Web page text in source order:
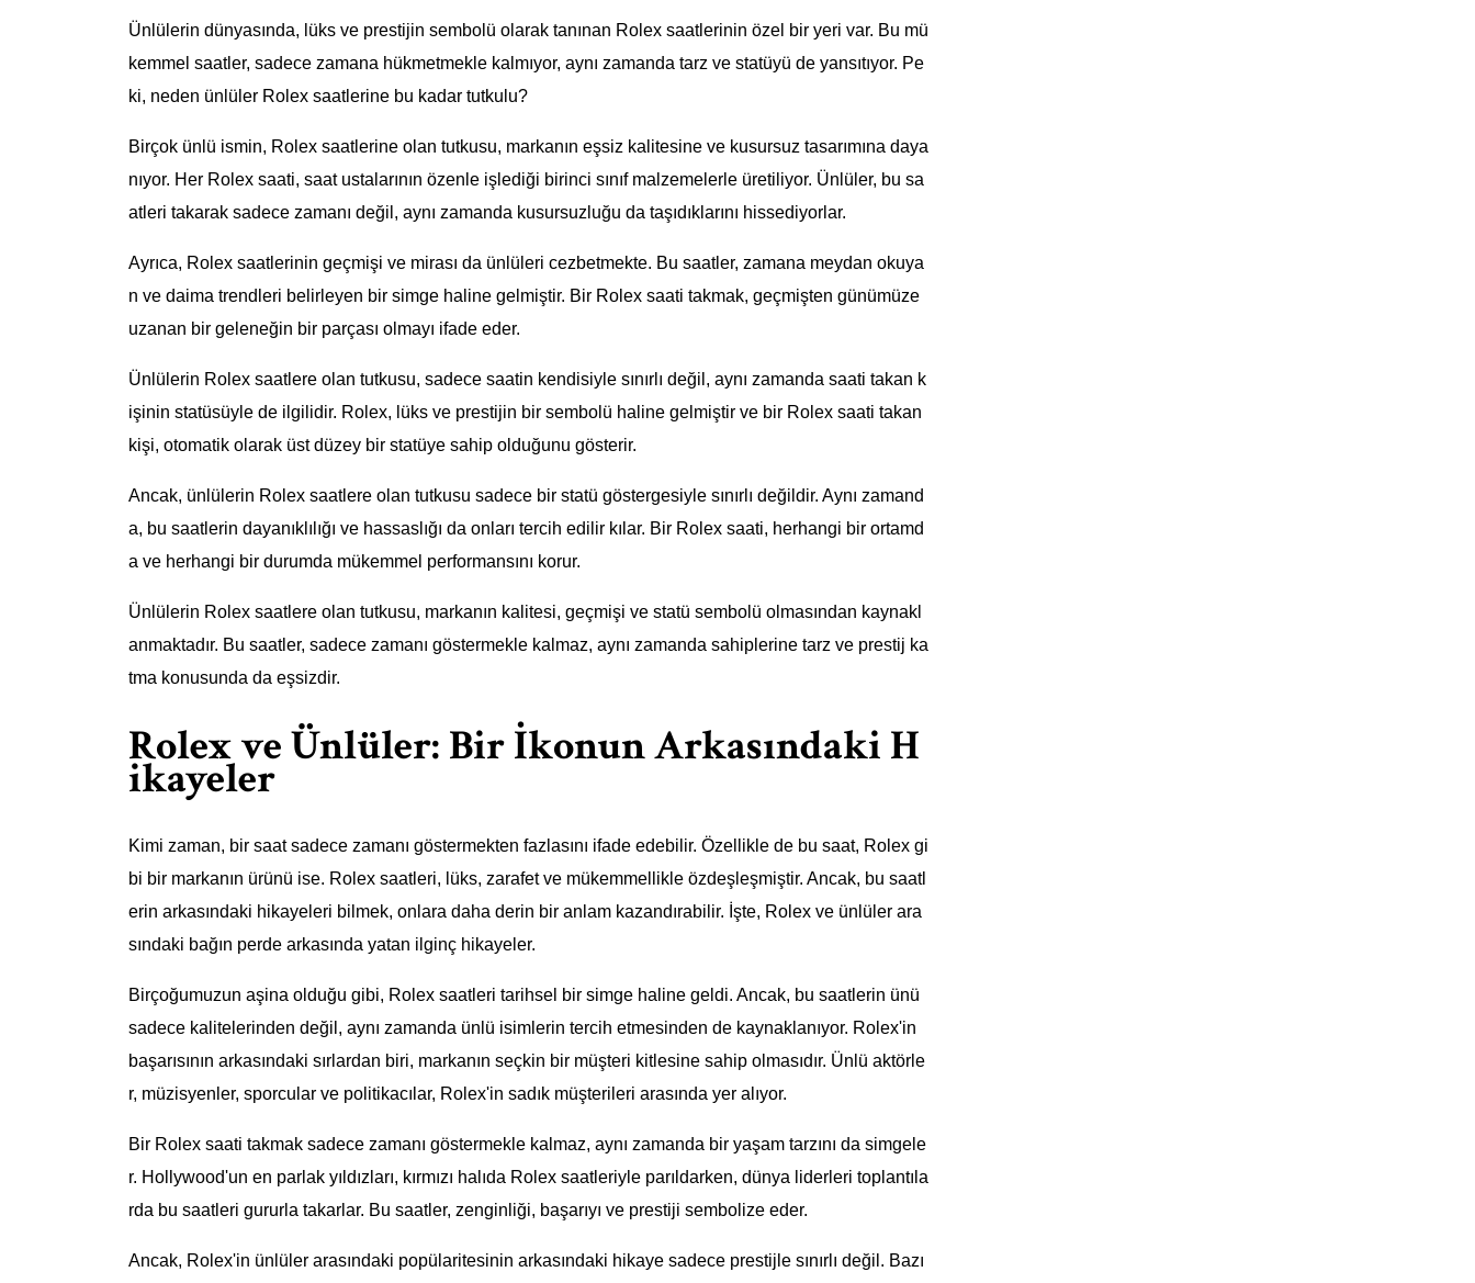
Ünlülerin dünyasında, lüks ve prestijin sembolü olarak tanınan Rolex saatlerinin özel bir yeri var. Bu mü
kemmel saatler, sadece zamana hükmetmekle kalmıyor, aynı zamanda tarz ve statüyü de yansıtıyor. Pe
ki, neden ünlüler Rolex saatlerine bu kadar tutkulu?
Birçok ünlü ismin, Rolex saatlerine olan tutkusu, markanın eşsiz kalitesine ve kusursuz tasarımına daya
nıyor. Her Rolex saati, saat ustalarının özenle işlediği birinci sınıf malzemelerle üretiliyor. Ünlüler, bu sa
atleri takarak sadece zamanı değil, aynı zamanda kusursuzluğu da taşıdıklarını hissediyorlar.
Ayrıca, Rolex saatlerinin geçmişi ve mirası da ünlüleri cezbetmekte. Bu saatler, zamana meydan okuya
n ve daima trendleri belirleyen bir simge haline gelmiştir. Bir Rolex saati takmak, geçmişten günümüze
uzanan bir geleneğin bir parçası olmayı ifade eder.
Ünlülerin Rolex saatlere olan tutkusu, sadece saatin kendisiyle sınırlı değil, aynı zamanda saati takan k
işinin statüsüyle de ilgilidir. Rolex, lüks ve prestijin bir sembolü haline gelmiştir ve bir Rolex saati takan
kişi, otomatik olarak üst düzey bir statüye sahip olduğunu gösterir.
Ancak, ünlülerin Rolex saatlere olan tutkusu sadece bir statü göstergesiyle sınırlı değildir. Aynı zamand
a, bu saatlerin dayanıklılığı ve hassaslığı da onları tercih edilir kılar. Bir Rolex saati, herhangi bir ortamd
a ve herhangi bir durumda mükemmel performansını korur.
Ünlülerin Rolex saatlere olan tutkusu, markanın kalitesi, geçmişi ve statü sembolü olmasından kaynakl
anmaktadır. Bu saatler, sadece zamanı göstermekle kalmaz, aynı zamanda sahiplerine tarz ve prestij ka
tma konusunda da eşsizdir.
Rolex ve Ünlüler: Bir İkonun Arkasındaki H
ikayeler
Kimi zaman, bir saat sadece zamanı göstermekten fazlasını ifade edebilir. Özellikle de bu saat, Rolex gi
bi bir markanın ürünü ise. Rolex saatleri, lüks, zarafet ve mükemmellikle özdeşleşmiştir. Ancak, bu saatl
erin arkasındaki hikayeleri bilmek, onlara daha derin bir anlam kazandırabilir. İşte, Rolex ve ünlüler ara
sındaki bağın perde arkasında yatan ilginç hikayeler.
Birçoğumuzun aşina olduğu gibi, Rolex saatleri tarihsel bir simge haline geldi. Ancak, bu saatlerin ünü
sadece kalitelerinden değil, aynı zamanda ünlü isimlerin tercih etmesinden de kaynaklanıyor. Rolex'in
başarısının arkasındaki sırlardan biri, markanın seçkin bir müşteri kitlesine sahip olmasıdır. Ünlü aktörle
r, müzisyenler, sporcular ve politikacılar, Rolex'in sadık müşterileri arasında yer alıyor.
Bir Rolex saati takmak sadece zamanı göstermekle kalmaz, aynı zamanda bir yaşam tarzını da simgele
r. Hollywood'un en parlak yıldızları, kırmızı halıda Rolex saatleriyle parıldarken, dünya liderleri toplantıla
rda bu saatleri gururla takarlar. Bu saatler, zenginliği, başarıyı ve prestiji sembolize eder.
Ancak, Rolex'in ünlüler arasındaki popülaritesinin arkasındaki hikaye sadece prestijle sınırlı değil. Bazı